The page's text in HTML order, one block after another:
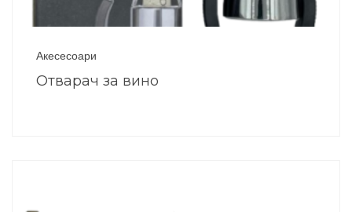
Акесесоари
Отварач за вино